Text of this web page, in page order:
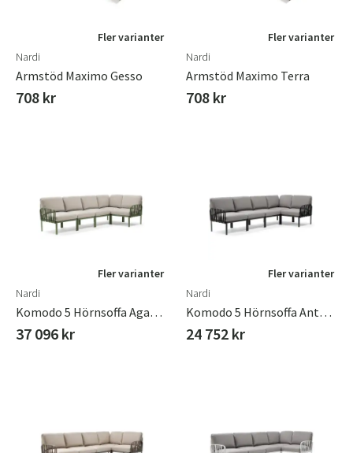
Fler varianter
Nardi
Armstöd Maximo Gesso
708 kr
Fler varianter
Nardi
Armstöd Maximo Terra
708 kr
Fler varianter
Nardi
Komodo 5 Hörnsoffa Agave - Tech Panama
37 096 kr
Fler varianter
Nardi
Komodo 5 Hörnsoffa Anthracite - Grigio
24 752 kr